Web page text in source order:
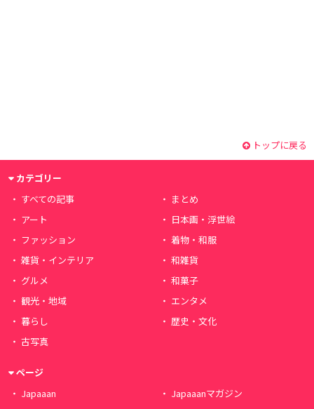
トップに戻る
カテゴリー
すべての記事
まとめ
アート
日本画・浮世絵
ファッション
着物・和服
雑貨・インテリア
和雑貨
グルメ
和菓子
観光・地域
エンタメ
暮らし
歴史・文化
古写真
ページ
Japaaan
Japaaanマガジン